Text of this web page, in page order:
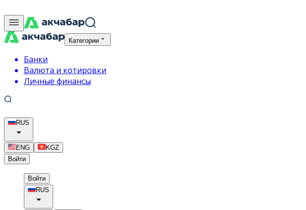
Категории
Банки
Валюта и котировки
Личные финансы
RUS
ENG
KGZ
Войти
Войти
RUS